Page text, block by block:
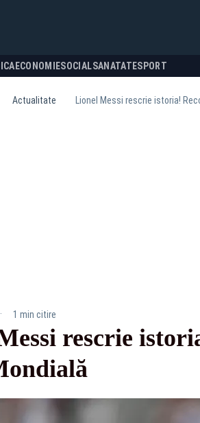
ECONOMIESOCIALSANATATESPORT
Actualitate Lionel Messi rescrie istoria!
· 1 min citire
rescrie